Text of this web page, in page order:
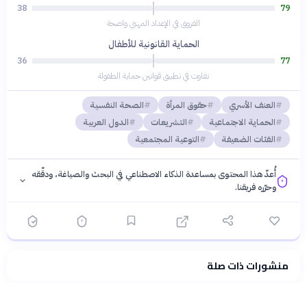
79
38
الفروق في الإعداد المهني واضحة
الحماية القانونية للأطفال
77
36
تفاوت في تطبيق قوانين حماية الطفولة
العنف الأسري حقوق المرأة
الصحة النفسية
الحماية الاجتماعية
التشريعات
الدول العربية
الفئات الضعيفة
التوعية المجتمعية
أُعدّ هذا المحتوى بمساعدة الذكاء الاصطناعي في البحث والصياغة، ودقّقه
وحرّره فريقنا.
فلسفتنا المعرفية· سياسة الذكاء الاصطناعيمنشورات ذات صلة